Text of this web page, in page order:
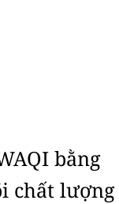
bằng
chất lượng